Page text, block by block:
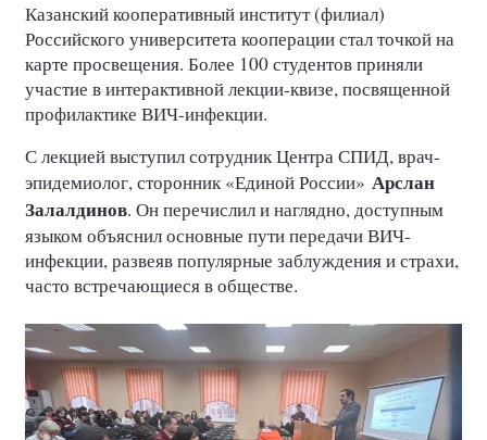
Казанский кооперативный институт (филиал)
Российского университета кооперации стал точкой на
карте просвещения. Более 100 студентов приняли
участие в интерактивной лекции-квизе, посвященной
профилактике ВИЧ-инфекции.
С лекцией выступил сотрудник Центра СПИД, врач-
эпидемиолог, сторонник «Единой России» Арслан
Залалдинов. Он перечислил и наглядно, доступным
языком объяснил основные пути передачи ВИЧ-
инфекции, развеяв популярные заблуждения и страхи,
часто встречающиеся в обществе.